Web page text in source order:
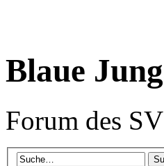
Blaue
Forum des